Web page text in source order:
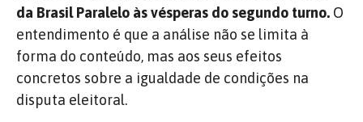
da Brasil Paralelo às vésperas do segundo turno. O
entendimento é que a análise não se limita à
forma do conteúdo, mas aos seus efeitos
concretos sobre a igualdade de condições na
disputa eleitoral.